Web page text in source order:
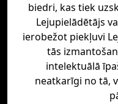
biedri, kas tiek
Lejupielādētājs
ierobežot piekļuvi
tās
intelektuālā
neatkarīgi no tā,